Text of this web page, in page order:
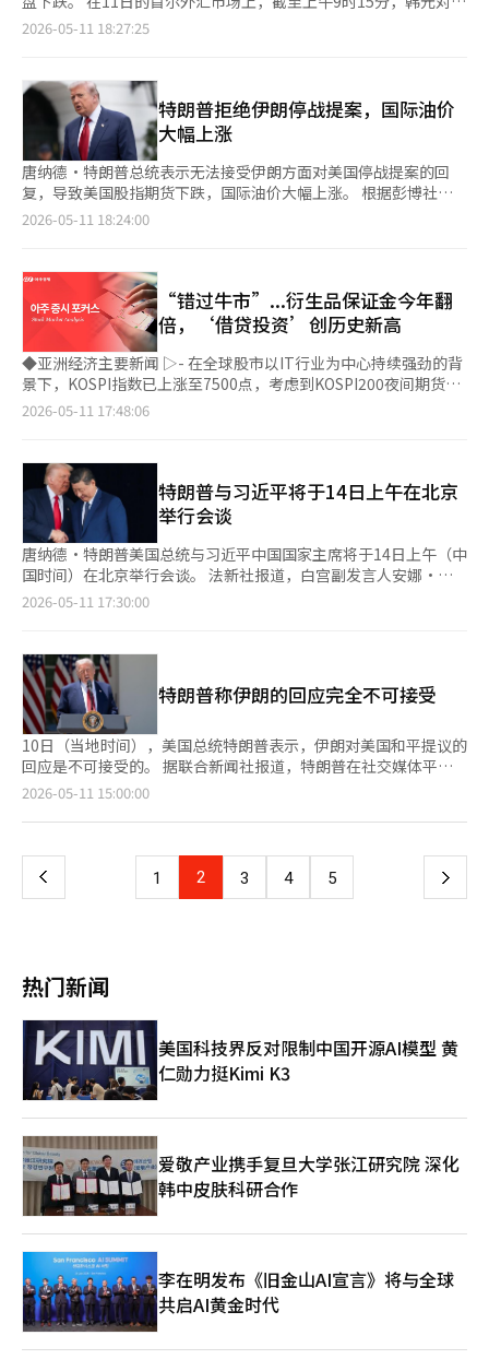
税、取消长期持有特别扣除等问题，郑元浩都无法给出答案。”他
补充道：“如果李在明和郑元浩的组合真的成立，那么那一天将是
地区统治的选举。宋彦锡院内代表针对纳木号被击事件表示：“这
是一项关乎国民生命安全的重大安全事务，政府的反应显得过于迟
缓和缩小。”他强调：“政府与执政党专注于通过撤销公诉权特检
来为李总统洗清罪名，而非保护国民。”宋院内代表还对政府的房
地产政策表示：“除了江南地区的一些超高价公寓外，首尔大部分
地区以及城南、光明、汉南、果川等京畿地区的房价都在上
涨。”他指出：“租赁供应急剧减少，租金比例已达到历史最高水
平。如果再加上额外的保有税强化，普通民众将陷入房地产地
税收压力，无房者则要承受租金暴涨和租赁崩溃的双重打击。”※
本报道经人工智能（AI）系统翻译与编辑。
除对伊朗船只和港口的封锁。 而在核问题上，伊朗则提议在解除
经济制裁后进行为期30天的谈判，并表示将部分高浓缩铀稀释，其
要求的20年，并拒绝了核设施拆除的要求，WSJ报道指出。 然
而，塔斯尼姆通讯社引用知情人士反驳WSJ的核相关报道，称伊朗
的回应强调了立即结束战争、保证不再对伊朗进行攻击、解除美国
制裁、在所有战线停止战争以及霍尔木兹海峡的伊朗管理必要性。
该知情人士还表示，在初步谅解签署后，美国对伊朗的海上封锁应
立即结束，且与伊朗原油销售相关的美国财政部海外资产控制办公
室（OFAC）制裁也应在30天内撤销。塔斯尼姆还提到，伊朗的回
应中包括解除伊朗海外冻结资产和美国在30天内采取部分措施的要
朗普的拒绝表示反驳。塔斯尼姆通讯社报道称，另一位知情人士表
示：“在伊朗，没有人会为了取悦特朗普而撰写提案，伊朗谈判团
队仅基于‘伊朗人民的权利’制定计划。”他进一步表示，如果特
朗普对伊朗的提案不满意，“那么这显然是更好的事情。” 该知
情人士还指出，特朗普拒绝现实，这正是他在伊朗问题上持续失败
的原因。 与此同时，与伊朗革命卫队（IRGC）相关的媒体主张，
霍尔木兹海峡不仅是能源和航运的瓶颈，也是数字施压手段。塔斯
尼姆通讯社通过一篇关于“霍尔木兹海峡互联网电缆收益创造的三
础设施中确保经济和主权利益。因此，伊朗应向外国企业收取许可
费用和年度续费，并要求主要技术公司按照伊朗法律运营。 与
IRGC相关的另一家媒体法尔斯通讯社也提出了类似的主张，称国
际互联网通信的99%以上是通过海底电缆进行的，霍尔木兹海峡的
电缆管理、维修和保养工作应由伊朗企业负责。法尔斯表示，可以
要求海底电缆通行的许可和通行费，从而将霍尔木兹海峡打造成伊
朗的数字力量手段之一。 因此，伊朗在对霍尔木兹海峡通行船只
元汇率为1467.9元。当天汇率以1466.0元开盘，下跌5.7元后呈现
证不再进行额外攻击等。 然而，美国总统唐纳德·特朗普在其社
交媒体平台“真实社交”上表示：“我看了伊朗所谓代表的回复，
但完全不满意。”并公开拒绝了该提案。 此前，美国曾提出，如
果伊朗允许霍尔木兹海峡通航，美国将在一个月内解除对伊朗港口
的封锁。 尽管对美伊谈判未能达成协议的担忧，汇率仍可能因股
市人工智能（AI）热潮的溢出效应而下跌。 我们的银行经济学家闵
京元表示：“悉尼市场上美元表现强劲，亚洲市场初期出现投机性
美元多头，上午股市调整导致韩元、人民币和新加坡元普遍走
市反弹将推动韩元在盘中扩大跌幅。尽管上周美军与伊朗在霍尔木
兹发生军事冲突，但股市仍因人工智能热潮持续上涨，因此国内股
市也将维持以半导体为中心的上涨趋势。”※ 本报道经人工智能
（AI）系统翻译与编辑。
2026-05-11 18:27:25
特朗普拒绝伊朗停战提案，国际油价
大幅上涨
唐纳德·特朗普总统表示无法接受伊朗方面对美国停战提案的回
复，导致美国股指期货下跌，国际油价大幅上涨。 根据彭博社的
报道，截至韩国时间11日早上9时18分，布伦特原油上涨3.46%，
朗普在10日（当地时间）通过社交媒体Truth Social表示：“我刚
刚阅读了来自伊朗所谓‘代表’的回复，我对此感到不满，完全无
法接受。” 此前，伊朗向美国谈判代表传达了关于结束长期战争
并解除对伊朗制裁的修订回复。华尔街日报（WSJ）报道称，德黑
兰提出将部分高浓缩铀储备转移至第三国的方案，但拒绝了拆除核
设施的要求。 特朗普总统的强硬言辞使得美伊之间的停战谈判前
景黯淡。尤其是在2月底战争爆发后，霍尔木兹海峡的航行受到严
重限制，谈判的延误可能会进一步加剧能源供应的紧张。 华尔街
的调查显示，超过一半的受访者预计，霍尔木兹海峡的物流流动将
在6月底之前仍将受到影响。 油价的上涨对股市也造成了压力。根
据雅虎财经，目前道琼斯工业平均指数期货下跌156点，跌幅为
0.3%。标准普尔500指数期货和纳斯达克100指数期货也分别下跌
约0.2%。 此次调整是在上周五美国股市主要指数强劲反弹后出现
的。上周五，美国股市在4月份就业报告超出市场预期后收涨。彭
博社的统计显示，4月份非农就业人数增加了11.5万人，远超经济
学家预期的5.5万人。因此，美国股市大幅上涨，标准普尔500指数
者正在关注本周即将发布的4月份消费者物价指数（CPI）和生产者
物价指数（PPI）。油价的上涨是否会导致广泛的物价压力，将成
为未来利率预期和股市走势的主要变量。※ 本报道经人工智能
（AI）系统翻译与编辑。
2026-05-11 18:24:00
“错过牛市”...衍生品保证金今年翻
倍，‘借贷投资’创历史新高
◆亚洲经济主要新闻 ▷- 在全球股市以IT行业为中心持续强劲的背
景下，KOSPI指数已上涨至7500点，考虑到KOSPI200夜间期货的
急剧上涨，预计国内股市在周初也将强劲开盘。 - 美国第一季度业
将逐渐降低。 - 定于14日至15日的美中首脑会议上，伊朗停战、关
税、半导体和人工智能监管等议题可能成为主要讨论内容，市场同
时反映出期待与警惕心理。 - 国内股市KOSPI与KOSDAQ之间的收
益率差距极大，资金集中于三星电子和SK海力士等超大型半导体
股，导致大盘股偏重现象加剧。 - 尽管股市大幅上涨带来的过热担
忧和技术性压力加大，但半导体行业的盈利预期上调和低估值仍在
维持，因此以现有主导股为中心的投资策略依然有效。 ◆市场收
盘后（8日）主要公告 ▷东元产业第一季度营业利润1462亿韩元，
42.6% ▷CJ鲜食第一季度营业利润110亿韩元，同比增加3.8% ▷
泛美科技第一季度合并营业利润129亿韩元，同比下降3.5% ▷美
高教育第一季度营业利润260亿韩元，同比下降0.8% ▷英格伍德
实验室第一季度合并营业利润56亿韩元，同比增加22% ▷韩电技
术第一季度营业利润141亿韩元，同比增加194.8% ◆基金动态
（截至7日，不包括ETF） ▷国内股票型：-930亿韩元 ▷海外股票
型：-298亿韩元 ◆今日（11日）主要日程 ▷中国：消费者物价指
数（4月）、生产者物价指数（4月） ▷美国：现有住宅销售（4
月）※ 本报道经人工智能（AI）系统翻译与编辑。
2026-05-11 17:48:06
特朗普与习近平将于14日上午在北京
举行会谈
唐纳德·特朗普美国总统与习近平中国国家主席将于14日上午（中
国时间）在北京举行会谈。 法新社报道，白宫副发言人安娜·凯
利在10日的电话简报中表示，特朗普总统与习近平主席将在14日
观天坛，晚上则安排国宾晚宴。 特朗普总统与习近平主席将在15
日进行双边会谈和工作午餐，随后特朗普将返回华盛顿。凯利副发
言人表示，预计习近平主席及其夫人将在今年下半年访问美国。
此次会谈的主要议题预计包括关税、台湾、人工智能（AI）技术以
及关键矿产的竞争等。特别是特朗普总统自2月28日美国与以色列
启动伊朗战争以来，可能会向中国施压，要求其协助结束该战争。
一位高级政府官员在被问及特朗普是否会在伊朗问题上施压习近平
时表示，"预计总统会施加压力"。 该官员解释称，特朗普在与习
近平的通话中多次表达了对中国通过向伊朗和俄罗斯销售石油获利
国对中国实施的制裁可能会在伊朗战争相关的讨论中被提及。 凯
利副发言人表示，特朗普此次访问将"重塑与中国的关系，优先考
平主席在北京举行历史性会谈之前，我将访问日本和韩国进行一系
山聪财政大臣及其他政府和民间代表会面，讨论美日经济关系"。
接着他说，"周三（13日）我将前往首尔，目的是与中国的何立峰
副总理会谈"。因此，贝森特部长与何副总理的预备会晤将在首尔
而非北京举行。 中国方面也确认了为美中预备谈判而进行的韩国
行程。中国商务部发言人在其官网上表示，"根据中美双方的协
商，何立峰中国国务院副总理将于12日至13日访问韩国，与美方
进行经济和贸易谈判"。 商务部表示，"双方将根据两国领导人在
釜山峰会及多次通话中达成的重要共识，进行相互关注的经济和贸
易问题的谈判"。※ 本报道经人工智能（AI）系统翻译与编辑。
2026-05-11 17:30:00
特朗普称伊朗的回应完全不可接受
10日（当地时间），美国总统特朗普表示，伊朗对美国和平提议的
回应是不可接受的。 据联合新闻社报道，特朗普在社交媒体平台
Truth Social上表示：“我刚刚阅读了来自伊朗所谓‘代表’的回
出了和平提议。 8日，特朗普在白宫与记者会面时表示：“我可能
道，伊朗已通过中介国巴基斯坦向美国提交了回应。 美国的提议
主要包括：伊朗在未来20年内暂停铀浓缩活动，以及确保国际船只
ABC新闻采访时表示：“特朗普总统在考虑恢复敌对行动之前，正
在给予外交努力所有可能的机会。”同时，他补充道：“特朗普总
统显然已做好准备，随时对伊朗采取军事行动。”
2026-05-11 15:00:00
上
页
1 2 3 4 5 下
热门新闻
美国科技界反对限制中国开源AI模型 黄
仁勋力挺Kimi K3
爱敬产业携手复旦大学张江研究院 深化
韩中皮肤科研合作
李在明发布《旧金山AI宣言》将与全球
共启AI黄金时代